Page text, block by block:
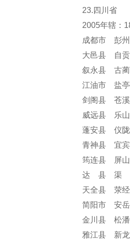
23.四川省
2005年辖：
成都市 彭
大邑县 自
叙永县 古
江油市 盐
剑阁县 苍
威远县 乐
蓬安县 仪
青神县 宜
筠连县 屏
达 县 渠
天全县 荥
简阳市 安
金川县 松
雅江县 新